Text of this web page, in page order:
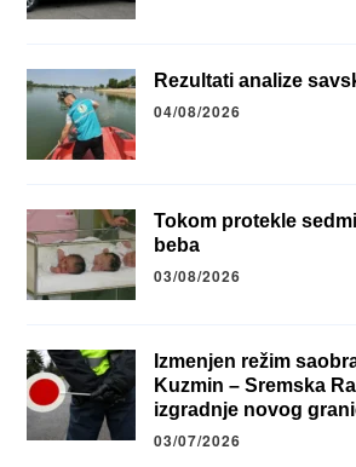
Rezultati analize
04/08/2026
Tokom protekle
beba
03/08/2026
Izmenjen režim
Kuzmin – Sremska
izgradnje novog
03/07/2026